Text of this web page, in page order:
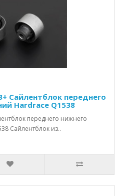
Сайлентблок переднего
Hardrace Q1538
переднего нижнего
Сайлентблок из..